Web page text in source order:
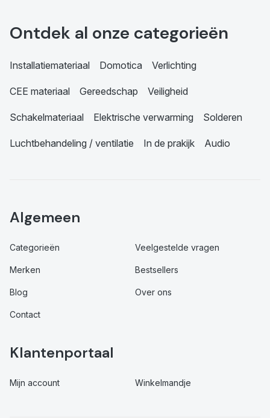
Ontdek al onze categorieën
Installatiemateriaal Domotica Verlichting
CEE materiaal Gereedschap Veiligheid
Schakelmateriaal Elektrische verwarming Solderen
Luchtbehandeling / ventilatie In de prakijk Audio
Algemeen
Categorieën Veelgestelde vragen
Merken Bestsellers
Blog Over ons
Contact
Klantenportaal
Mijn account Winkelmandje